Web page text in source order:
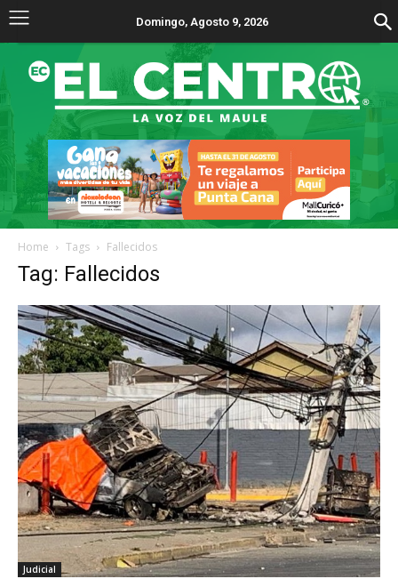
Domingo, Agosto 9, 2026
Home Tags Fallecidos
Tag: Fallecidos
Judicial